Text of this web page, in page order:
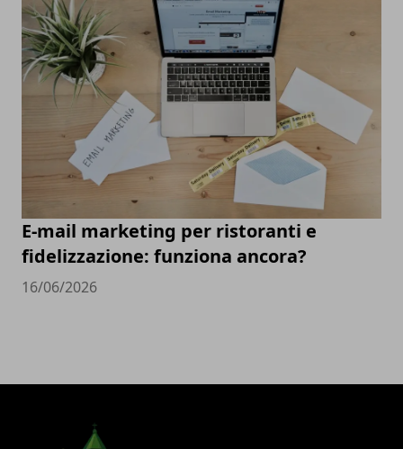
E-mail marketing per ristoranti e
fidelizzazione: funziona ancora?
16/06/2026